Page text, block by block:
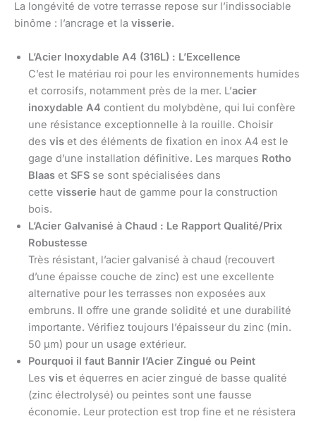
La longévité de votre terrasse repose sur l’indissociable
binôme : l’ancrage et la visserie.
L’Acier Inoxydable A4 (316L) : L’Excellence
C’est le matériau roi pour les environnements humides
et corrosifs, notamment près de la mer. L’acier
inoxydable A4 contient du molybdène, qui lui confère
une résistance exceptionnelle à la rouille. Choisir
des vis et des éléments de fixation en inox A4 est le
gage d’une installation définitive. Les marques Rotho
Blaas et SFS se sont spécialisées dans
cette visserie haut de gamme pour la construction
bois.
L’Acier Galvanisé à Chaud : Le Rapport Qualité/Prix
Robustesse
Très résistant, l’acier galvanisé à chaud (recouvert
d’une épaisse couche de zinc) est une excellente
alternative pour les terrasses non exposées aux
embruns. Il offre une grande solidité et une durabilité
importante. Vérifiez toujours l’épaisseur du zinc (min.
50 µm) pour un usage extérieur.
Pourquoi il faut Bannir l’Acier Zingué ou Peint
Les vis et équerres en acier zingué de basse qualité
(zinc électrolysé) ou peintes sont une fausse
économie. Leur protection est trop fine et ne résistera